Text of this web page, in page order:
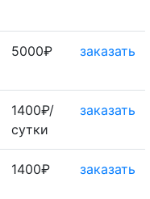
5000₽ заказать
1400₽/
сутки
заказать
1400₽ заказать